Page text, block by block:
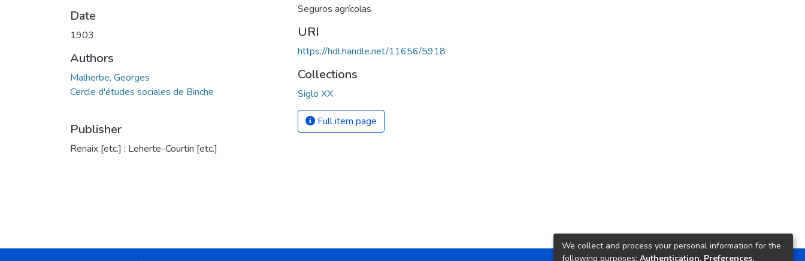
Date
1903
Authors
Malherbe, Georges
Cercle d'études sociales de Binche
Publisher
Renaix [etc.] : Leherte-Courtin [etc.]
Seguros agrícolas
URI
https://hdl.handle.net/11656/5918
Collections
Siglo XX
Full item page
We collect and process your personal information for the
following purposes: Authentication, Preferences,